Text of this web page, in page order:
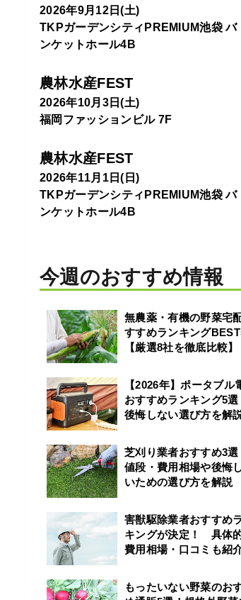
2026年9月12日(土)
TKPガーデンシティPREMIUM池袋 バ
ンケットホール4B
農林水産FEST
2026年10月3日(土)
福岡ファッションビル 7F
農林水産FEST
2026年11月1日(日)
TKPガーデンシティPREMIUM池袋 バ
ンケットホール4B
今週のおすすめ情報
無農薬・有機の野菜宅
すすめランキング
【厳選8社を徹底比較】
【2026年】ポータブル
おすすめランキング5
後悔しない選び方を解
芝刈り業者おすすめ3
値段・費用相場や後悔
いための選び方を解説
害獣駆除業者おすすめ
キングが決定！ 具体
費用相場・口コミも紹
もったいない野菜のお